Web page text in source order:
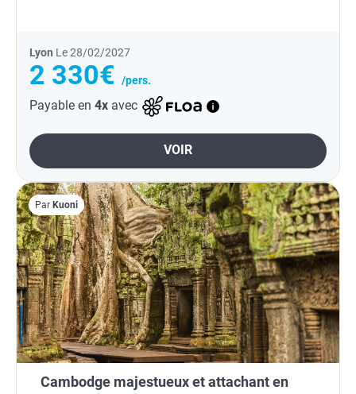
Lyon Le 28/02/2027
2 330€ /pers.
Payable en 4x avec
VOIR
Par Kuoni
Cambodge majestueux et attachant en